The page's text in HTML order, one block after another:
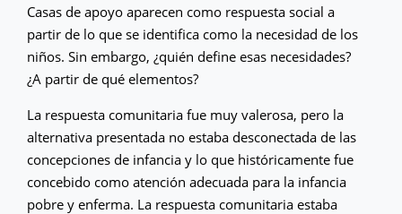
Casas de apoyo aparecen como respuesta social a
partir de lo que se identifica como la necesidad de los
niños. Sin embargo, ¿quién define esas necesidades?
¿A partir de qué elementos?
La respuesta comunitaria fue muy valerosa, pero la
alternativa presentada no estaba desconectada de las
concepciones de infancia y lo que históricamente fue
concebido como atención adecuada para la infancia
pobre y enferma. La respuesta comunitaria estaba